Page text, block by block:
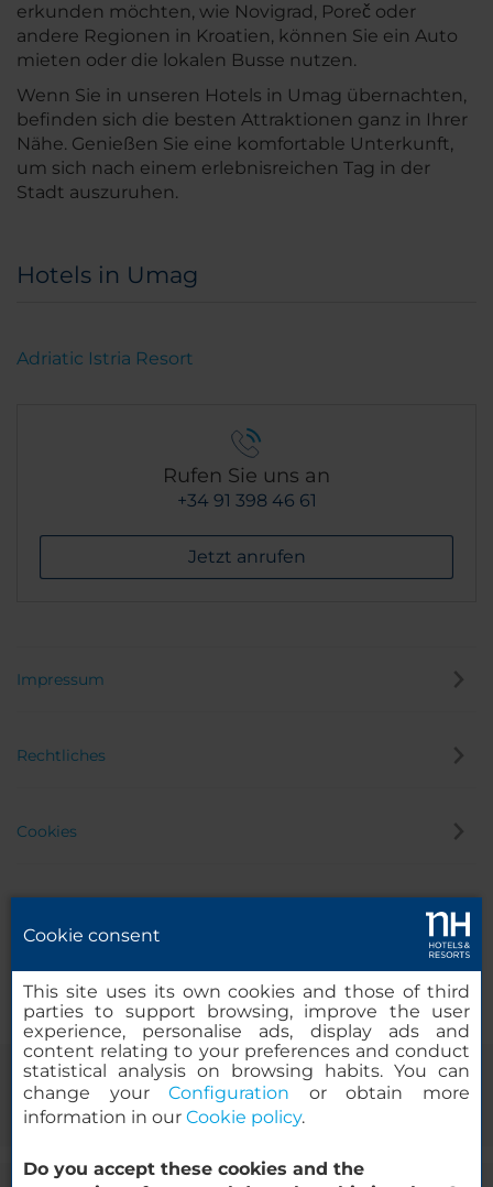
erkunden möchten, wie Novigrad, Poreč oder
andere Regionen in Kroatien, können Sie ein Auto
mieten oder die lokalen Busse nutzen.
Wenn Sie in unseren Hotels in Umag übernachten,
befinden sich die besten Attraktionen ganz in Ihrer
Nähe. Genießen Sie eine komfortable Unterkunft,
um sich nach einem erlebnisreichen Tag in der
Stadt auszuruhen.
Hotels in Umag
Adriatic Istria Resort
Rufen Sie uns an
+34 91 398 46 61
Jetzt anrufen
Impressum
Rechtliches
Cookies
Hinweisgeber
Cookie consent
This site uses its own cookies and those of third
parties to support browsing, improve the user
experience, personalise ads, display ads and
content relating to your preferences and conduct
statistical analysis on browsing habits. You can
change yourConfiguration or obtain more
information in our Cookie policy.
Do you accept these cookies and the